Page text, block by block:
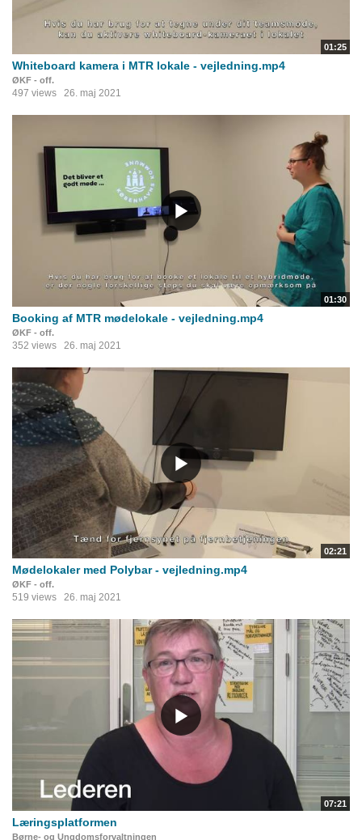
01:25
Whiteboard kamera i MTR lokale - vejledning.mp4
ØKF - off.
497 views 26. maj 2021
01:30
Booking af MTR mødelokale - vejledning.mp4
ØKF - off.
352 views 26. maj 2021
02:21
Mødelokaler med Polybar - vejledning.mp4
ØKF - off.
519 views 26. maj 2021
07:21
Læringsplatformen
Børne- og Ungdomsforvaltningen